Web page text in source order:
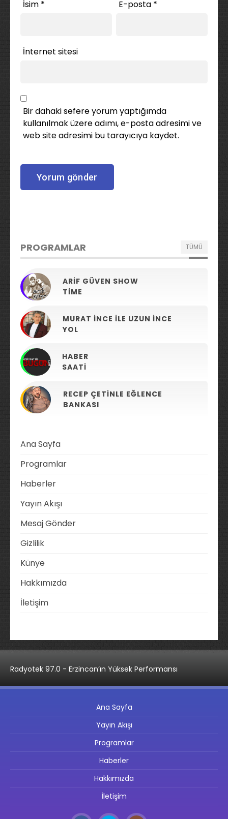
İsim * E-posta *
İnternet sitesi
Bir dahaki sefere yorum yaptığımda
kullanılmak üzere adımı, e-posta adresimi ve
web site adresimi bu tarayıcıya kaydet.
PROGRAMLAR TÜMÜ
ARIF GÜVEN SHOW
TIME
MURAT İNCE ILE UZUN İNCE
YOL
HABER
SAATI
RECEP ÇETINLE EĞLENCE
BANKASI
Ana Sayfa
Programlar
Haberler
Yayın Akışı
Mesaj Gönder
Gizlilik
Künye
Hakkımızda
İletişim
Radyotek 97.0 - Erzincan’ın Yüksek Performansı
Ana Sayfa
Yayın Akışı
Programlar
Haberler
Hakkımızda
İletişim